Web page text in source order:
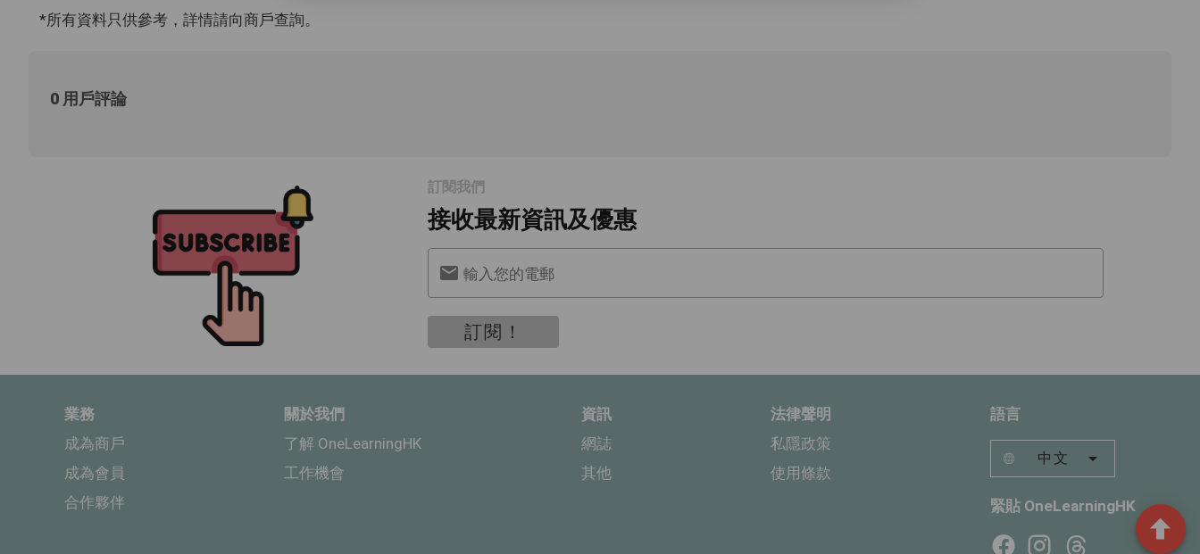
*所有資料只供參考，詳情請向商戶查詢。
0 用戶評論
訂閱我們
接收最新資訊及優惠
輸入您的電郵
訂閱！
業務
成為商戶
成為會員
合作夥伴
關於我們
了解 OneLearningHK
工作機會
資訊
網誌
其他
法律聲明
私隱政策
使用條款
語言
中文
緊貼 OneLearningHK